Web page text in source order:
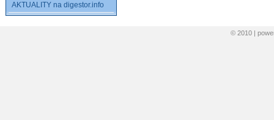
AKTUALITY na digestor.info
© 2010 |